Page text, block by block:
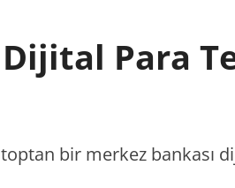
Para
bir merkez bankası